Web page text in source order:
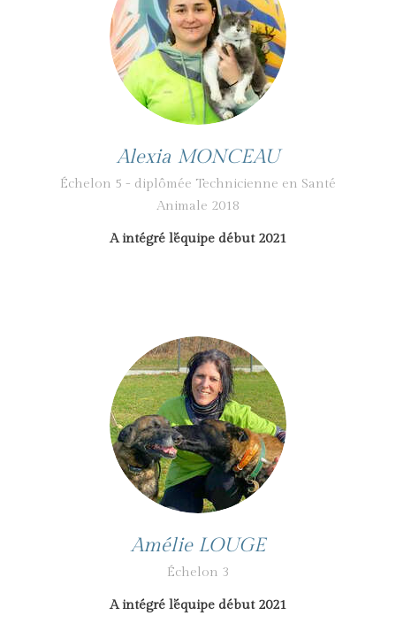
Alexia MONCEAU
Échelon 5 - diplômée Technicienne en Santé
Animale 2018
A intégré l’équipe début 2021
Amélie LOUGE
Échelon 3
A intégré l’équipe début 2021